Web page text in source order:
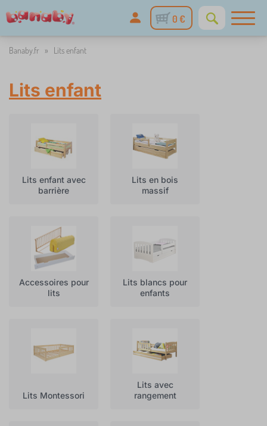
0 €
Banaby.fr » Lits enfant
Lits enfant
Lits enfant avec
barrière
Lits en bois
massif
Accessoires pour
lits
Lits blancs pour
enfants
Lits Montessori
Lits avec
rangement